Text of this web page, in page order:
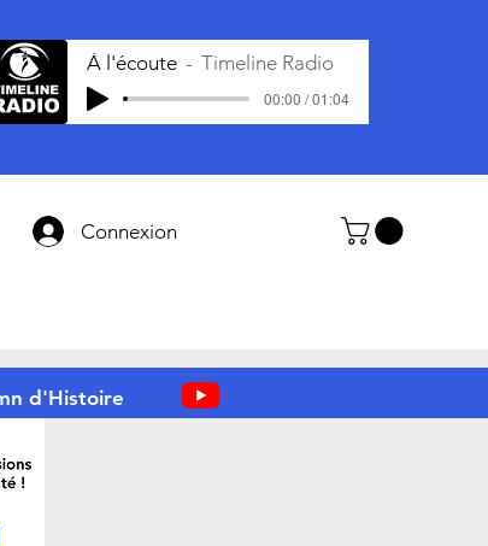
À l'écoute Timeline Radio
00:00 / 01:04
Connexion
d'Histoire